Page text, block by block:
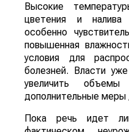
Высокие
цветения и налива
особенно
повышенная
условия для
болезней. Власти
увеличить
дополнительные
Пока речь идет